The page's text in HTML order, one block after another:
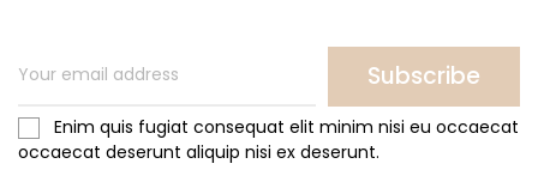
Subscribe
Enim quis fugiat consequat elit minim nisi eu occaecat
occaecat deserunt aliquip nisi ex deserunt.